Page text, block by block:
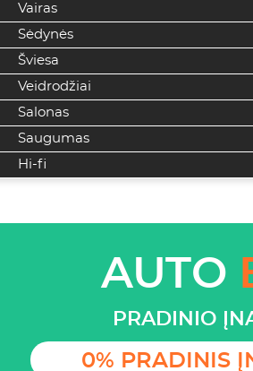
Vairas
Sėdynės
Šviesa
Veidrodžiai
Salonas
Saugumas
Hi-fi
AUTO
PRADINIO
0% PRADINIS